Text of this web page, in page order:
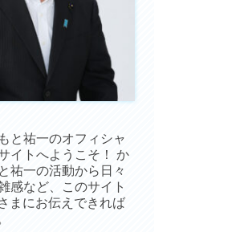
と祐一のオフィシャ
イトへようこそ！ か
祐一の活動から日々
感など、このサイト
まにお伝えできれば